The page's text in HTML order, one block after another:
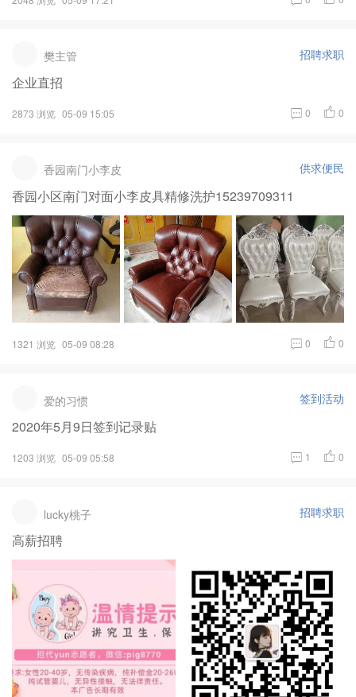
樊主管 招聘求职
企业直招
2873 浏览 05-09 15:05 0 0
香园南门小李皮 供求便民
香园小区南门对面小李皮具精修洗护15239709311
1321 浏览 05-09 08:28 0 0
爱的习惯 签到活动
2020年5月9日签到记录贴
1203 浏览 05-09 05:58 1 0
lucky桃子 招聘求职
高薪招聘